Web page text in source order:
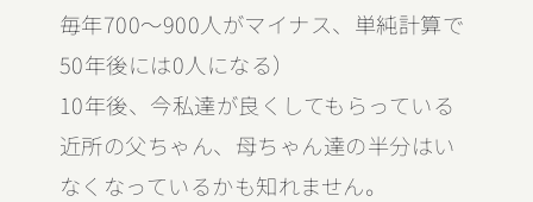
毎年700〜900人がマイナス、単純計算で
50年後には0人になる）
10年後、今私達が良くしてもらっている
近所の父ちゃん、母ちゃん達の半分はい
なくなっているかも知れません。